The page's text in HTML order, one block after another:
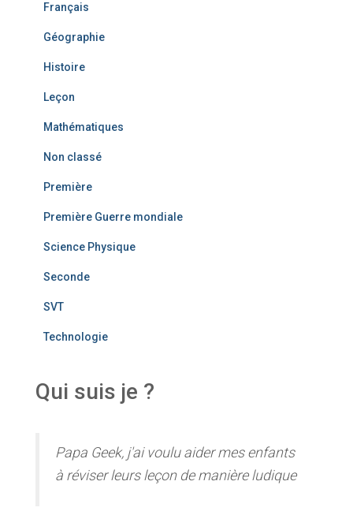
Français
Géographie
Histoire
Leçon
Mathématiques
Non classé
Première
Première Guerre mondiale
Science Physique
Seconde
SVT
Technologie
Qui suis je ?
Papa Geek, j'ai voulu aider mes enfants
à réviser leurs leçon de manière ludique